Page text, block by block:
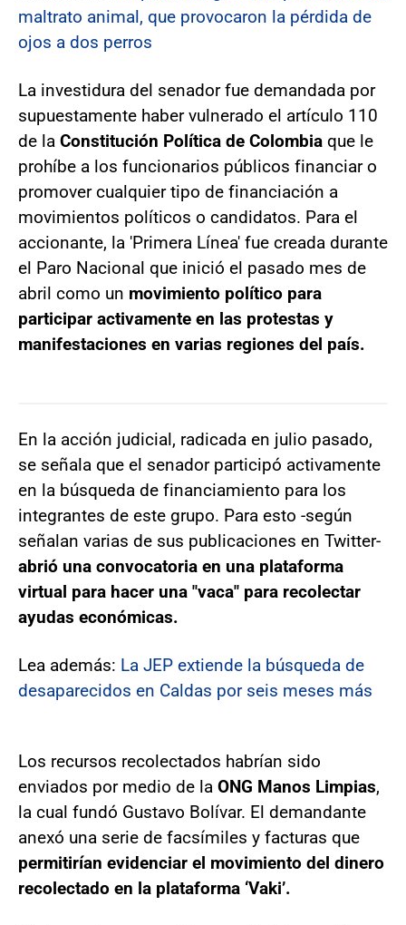
maltrato animal, que provocaron la pérdida de
ojos a dos perros
La investidura del senador fue demandada por
supuestamente haber vulnerado el artículo 110
de la Constitución Política de Colombia que le
prohíbe a los funcionarios públicos financiar o
promover cualquier tipo de financiación a
movimientos políticos o candidatos. Para el
accionante, la 'Primera Línea' fue creada durante
el Paro Nacional que inició el pasado mes de
abril como un movimiento político para
participar activamente en las protestas y
manifestaciones en varias regiones del país.
En la acción judicial, radicada en julio pasado,
se señala que el senador participó activamente
en la búsqueda de financiamiento para los
integrantes de este grupo. Para esto -según
señalan varias de sus publicaciones en Twitter-
abrió una convocatoria en una plataforma
virtual para hacer una "vaca" para recolectar
ayudas económicas.
Lea además: La JEP extiende la búsqueda de
desaparecidos en Caldas por seis meses más
Los recursos recolectados habrían sido
enviados por medio de la ONG Manos Limpias,
la cual fundó Gustavo Bolívar. El demandante
anexó una serie de facsímiles y facturas que
permitirían evidenciar el movimiento del dinero
recolectado en la plataforma ‘Vaki’.